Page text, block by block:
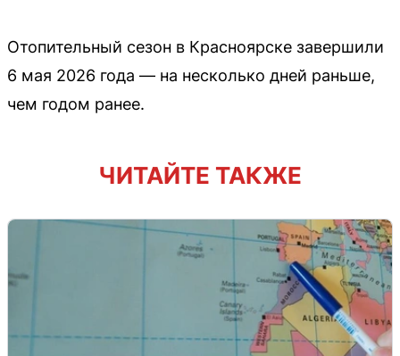
Отопительный сезон в Красноярске завершили
6 мая 2026 года — на несколько дней раньше,
чем годом ранее.
ЧИТАЙТЕ ТАКЖЕ